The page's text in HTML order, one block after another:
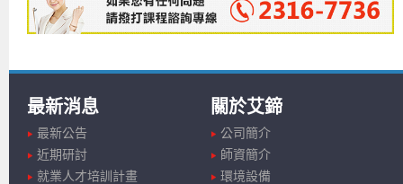
最新消息
最新公告
近期研討
就業人才培訓計畫
關於艾鍗
公司簡介
師資簡介
環境設備